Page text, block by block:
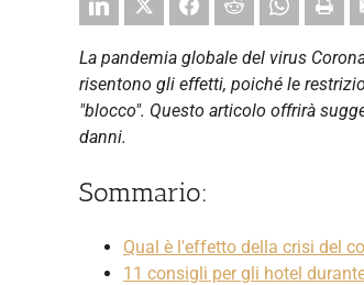
La pandemia globale del virus
risentono gli effetti, poiché le
"blocco". Questo articolo offrirà
danni.
Sommario:
Qual è l'effetto della crisi del
11 consigli per gli hotel